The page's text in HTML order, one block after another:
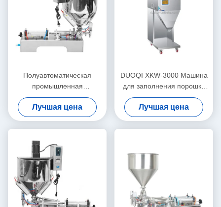
Полуавтоматическая
промышленная
заполнительная машина
0,4 МПа
Лучшая цена
DUOQI XKW-3000 Машина
для заполнения порошка
гранул Автоматическая для
кофейных зерен
Лучшая цена